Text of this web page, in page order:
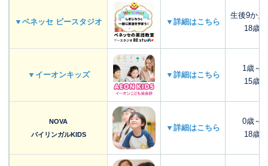
▼ベネッセ ビースタジオ ▼詳細はこちら
生後9か月
18歳
▼イーオンキッズ ▼詳細はこちら
1歳～
15歳
NOVA
バイリンガルKIDS
▼詳細はこちら
0歳～
18歳